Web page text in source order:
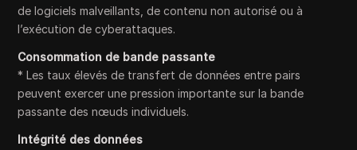
de logiciels malveillants, de contenu non autorisé ou à
l’exécution de cyberattaques.
Consommation de bande passante
* Les taux élevés de transfert de données entre pairs
peuvent exercer une pression importante sur la bande
passante des nœuds individuels.
Intégrité des données